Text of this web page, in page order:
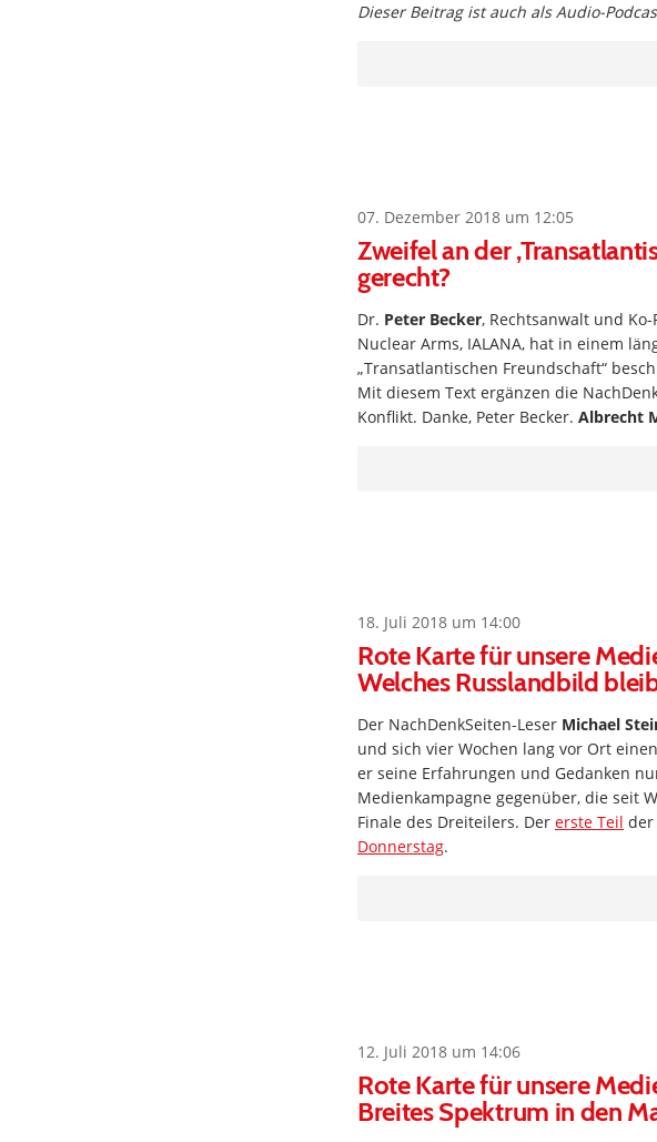
Dieser Beitrag ist auch als Audio-
07. Dezember 2018 um 12:05
Zweifel an der
gerecht?
Dr. Peter Becker, Rechtsanwalt und
Nuclear Arms, IALANA, hat in einem
„Transatlantischen Freundschaft“
Mit diesem Text ergänzen die
Konflikt. Danke, Peter Becker. Albrecht
18. Juli 2018 um 14:00
Rote Karte für unsere
Welches Russlandbild
Der NachDenkSeiten-Leser Michael
und sich vier Wochen lang vor Ort
er seine Erfahrungen und Gedanken
Medienkampagne gegenüber, die seit
Finale des Dreiteilers. Der erste Teil der
Donnerstag.
12. Juli 2018 um 14:06
Rote Karte für unsere
Breites Spektrum in den